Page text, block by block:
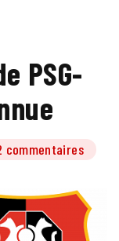
PSG-
commentaires